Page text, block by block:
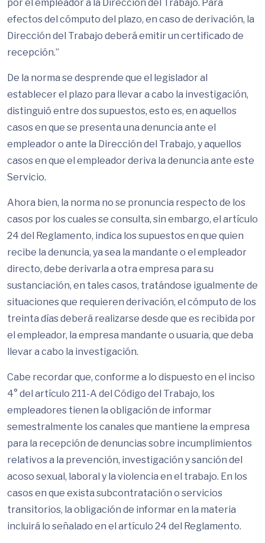
por el empleador a la Dirección del Trabajo. Para
efectos del cómputo del plazo, en caso de derivación, la
Dirección del Trabajo deberá emitir un certificado de
recepción.”
De la norma se desprende que el legislador al
establecer el plazo para llevar a cabo la investigación,
distinguió entre dos supuestos, esto es, en aquellos
casos en que se presenta una denuncia ante el
empleador o ante la Dirección del Trabajo, y aquellos
casos en que el empleador deriva la denuncia ante este
Servicio.
Ahora bien, la norma no se pronuncia respecto de los
casos por los cuales se consulta, sin embargo, el artículo
24 del Reglamento, indica los supuestos en que quien
recibe la denuncia, ya sea la mandante o el empleador
directo, debe derivarla a otra empresa para su
sustanciación, en tales casos, tratándose igualmente de
situaciones que requieren derivación, el cómputo de los
treinta días deberá realizarse desde que es recibida por
el empleador, la empresa mandante o usuaria, que deba
llevar a cabo la investigación.
Cabe recordar que, conforme a lo dispuesto en el inciso
4° del artículo 211-A del Código del Trabajo, los
empleadores tienen la obligación de informar
semestralmente los canales que mantiene la empresa
para la recepción de denuncias sobre incumplimientos
relativos a la prevención, investigación y sanción del
acoso sexual, laboral y la violencia en el trabajo. En los
casos en que exista subcontratación o servicios
transitorios, la obligación de informar en la materia
incluirá lo señalado en el artículo 24 del Reglamento.